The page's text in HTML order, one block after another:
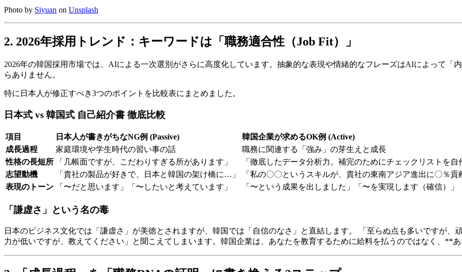
Photo by Siyuan on Unsplash
2. 2026年採用トレンド：キーワードは「職務適合性（Job Fit）」
2026年の韓国採用市場では、AIによる一次選別がさらに高度化しています。抽象的な表現や情緒的なフレーズはAIによって「
らありません。
特に日本人が修正すべき3つのポイントを比較表にまとめました。
日本式 vs 韓国式 自己紹介書 徹底比較
項目 日本人が書きがちなNG例 (Passive)
韓国企業が求めるOK例 (Active)
成長過程
家庭環境や学生時代の習い事の話
職務に関連する「強み」の芽生えと成長
性格の長短所
「几帳面ですが、こだわりすぎる所があります」
「徹底したデータ分析力。補完のためにチェックリストを自
志望動機
「貴社の製品が好きで、日本と韓国の架け橋に…」
「私の〇〇というスキルが、貴社の東南アジア進出に〇％貢
表現のトーン
「〜だと思います」「〜したいと考えています」 「〜という成果を出しました」「〜を実現します（確信）」
「謙虚さ」という名の毒
日本のビジネス文化では「謙虚さ」が美徳とされますが、韓国では「自信のなさ」と直結します。 「至らぬ点も多いですが、
力が低いですが、教えてください」と聞こえてしまいます。韓国企業は、あなたを教育するために給料を払うのではなく、**